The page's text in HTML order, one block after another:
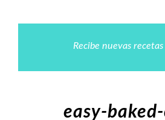
Recibe nuevas
easy-